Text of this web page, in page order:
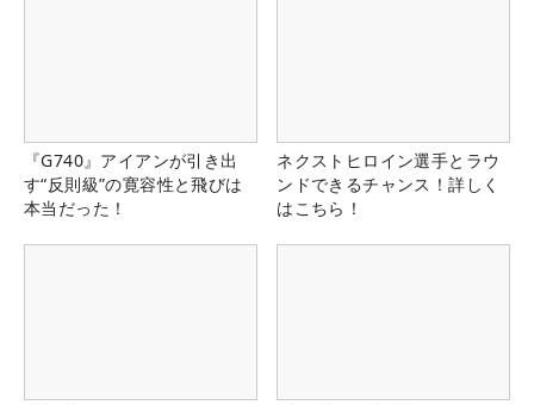
『G740』アイアンが引き出
す“反則級”の寛容性と飛びは
本当だった！
ネクストヒロイン選手とラウ
ンドできるチャンス！詳しく
はこちら！